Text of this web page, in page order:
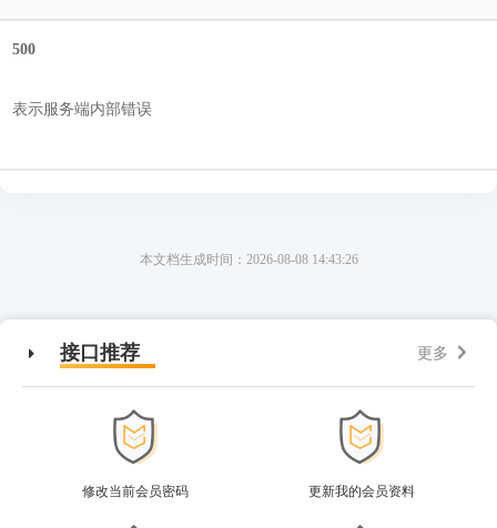
500
表示服务端内部错误
本文档生成时间：2026-08-08 14:43:26
接口推荐 更多
修改当前会员密码 更新我的会员资料